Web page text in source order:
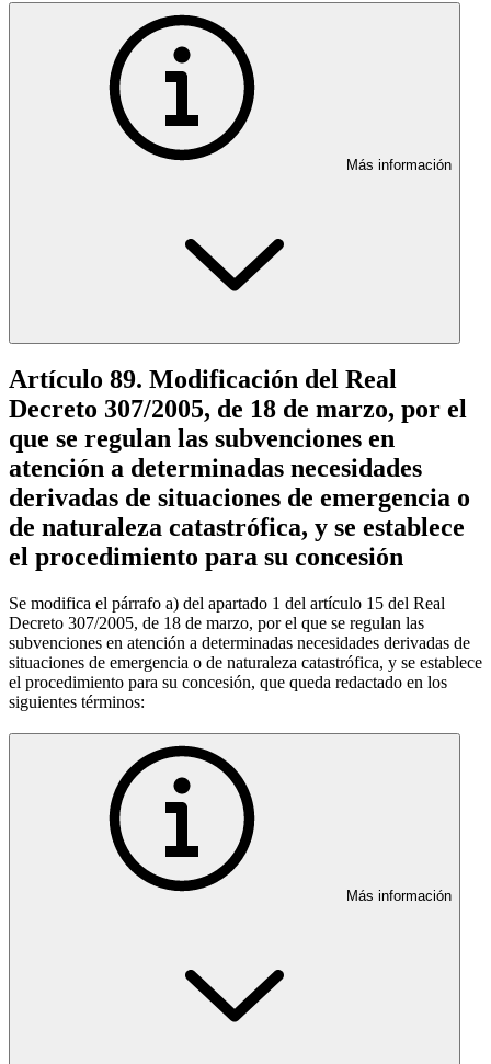
Más información
Artículo 89. Modificación del Real
Decreto 307/2005, de 18 de marzo, por el
que se regulan las subvenciones en
atención a determinadas necesidades
derivadas de situaciones de emergencia o
de naturaleza catastrófica, y se establece
el procedimiento para su concesión
Se modifica el párrafo a) del apartado 1 del artículo 15 del Real
Decreto 307/2005, de 18 de marzo, por el que se regulan las
subvenciones en atención a determinadas necesidades derivadas de
situaciones de emergencia o de naturaleza catastrófica, y se establece
el procedimiento para su concesión, que queda redactado en los
siguientes términos:
Más información